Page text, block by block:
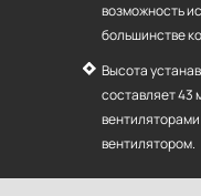
возможность
большинстве
Высота
составляет 43
вентилятором.